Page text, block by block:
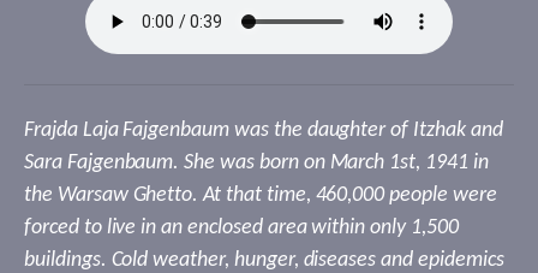
Frajda Laja Fajgenbaum was the daughter of Itzhak and
Sara Fajgenbaum. She was born on March 1st, 1941 in
the Warsaw Ghetto. At that time, 460,000 people were
forced to live in an enclosed area within only 1,500
buildings. Cold weather, hunger, diseases and epidemics